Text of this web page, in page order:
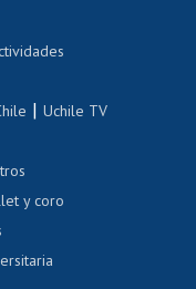
de renta
de renta
correo uchile
sexual y violencia
|Uchile TV
y coro